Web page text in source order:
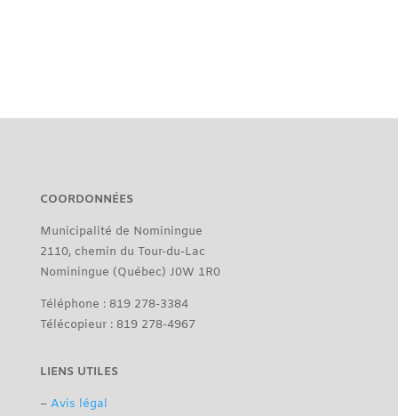
COORDONNÉES
Municipalité de Nominingue
2110, chemin du Tour-du-Lac
Nominingue (Québec) J0W 1R0
Téléphone : 819 278-3384
Télécopieur : 819 278-4967
LIENS UTILES
– Avis légal